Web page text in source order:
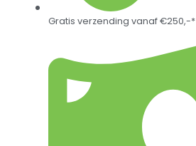
Gratis verzending vanaf €250,-*